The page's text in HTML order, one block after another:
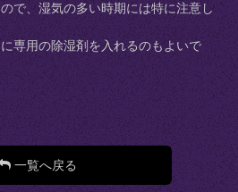
で、湿気の多い時期には特に注意し
専用の除湿剤を入れるのもよいで
一覧へ戻る